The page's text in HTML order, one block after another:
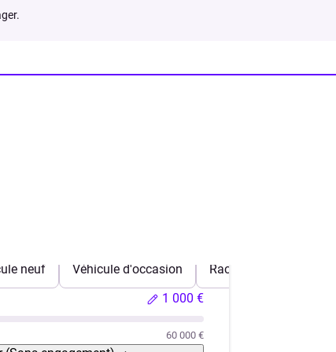
neuf Véhicule d'occasion Rachat de crédits
1 000 €
60 000 €